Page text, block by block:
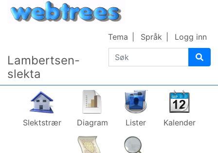
Lambertsen-
slekta
Søk
Tema Språk Logg inn
Slektstrær Diagram Lister Kalender